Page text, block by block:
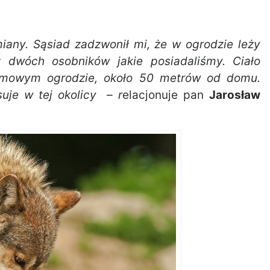
Sąsiad zadzwonił mi, że w ogrodzie leży
osobników jakie posiadaliśmy. Ciało
ogrodzie, około 50 metrów od domu.
w tej okolicy – relacjonuje panJarosław